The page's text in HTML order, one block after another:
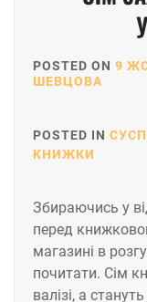
POSTED ON 9
ШЕВЦОВА
POSTED IN
КНИЖКИ
Збираючись у
перед
магазині в
почитати. Cім
валізі, а